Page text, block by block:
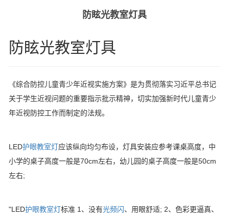
防眩光教室灯具
防眩光教室灯具
《综合防控儿童青少年近视实施方案》是为贯彻落实习近平总书记
关于学生近视问题的重要指示批示精神，切实加强新时代儿童青少
年近视防控工作而制定的法规。
LED护眼教室灯应该纵向均匀布设，灯具安装应参考课桌高度，中
小学的桌子高度一般是70cm左右，幼儿园的桌子高度一般是50cm
左右;
"LED护眼教室灯标准 1、没有光频闪、用眼舒适; 2、色彩更逼真、